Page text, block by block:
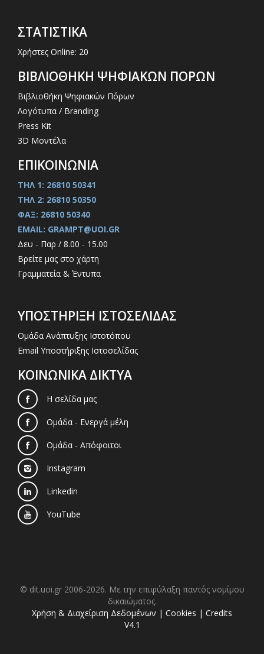
ΣΤΑΤΙΣΤΙΚΑ
Χρήστες Online: 20
ΒΙΒΛΙΟΘΗΚΗ ΨΗΦΙΑΚΩΝ ΠΟΡΩΝ
Βιβλιοθήκη Ψηφιακών Πόρων
Λογότυπα / Branding
Press Kit
3D Μοντέλα
ΕΠΙΚΟΙΝΩΝΙΑ
ΤΗΛ 1: 26810 50341
ΤΗΛ 2: 26810 50350
ΦΑΞ: 26810 50340
EMAIL: GRAMPT@UOI.GR
Δευ - Παρ / 8.00 - 15.00
Βρείτε μας στο χάρτη
Γραμματεία & Έντυπα
ΥΠΟΣΤΗΡΙΞΗ ΙΣΤΟΣΕΛΙΔΑΣ
Ομάδα Ανάπτυξης Ιστοτόπου
Email Υποστήριξης Ιστοσελίδας
ΚΟΙΝΩΝΙΚΑ ΔΙΚΤΥΑ
Η σελίδα μας
Ομάδα - Ενεργά μέλη
Ομάδα - Απόφοιτοι
Instagram
Linkedin
YouTube
© dit.uoi.gr 2006-2026. Με την επιφύλαξη παντός νομίμου
δικαιώματος.
Χρήση & Διαχείριση Δεδομένων | Cookies | Credits
V4.1